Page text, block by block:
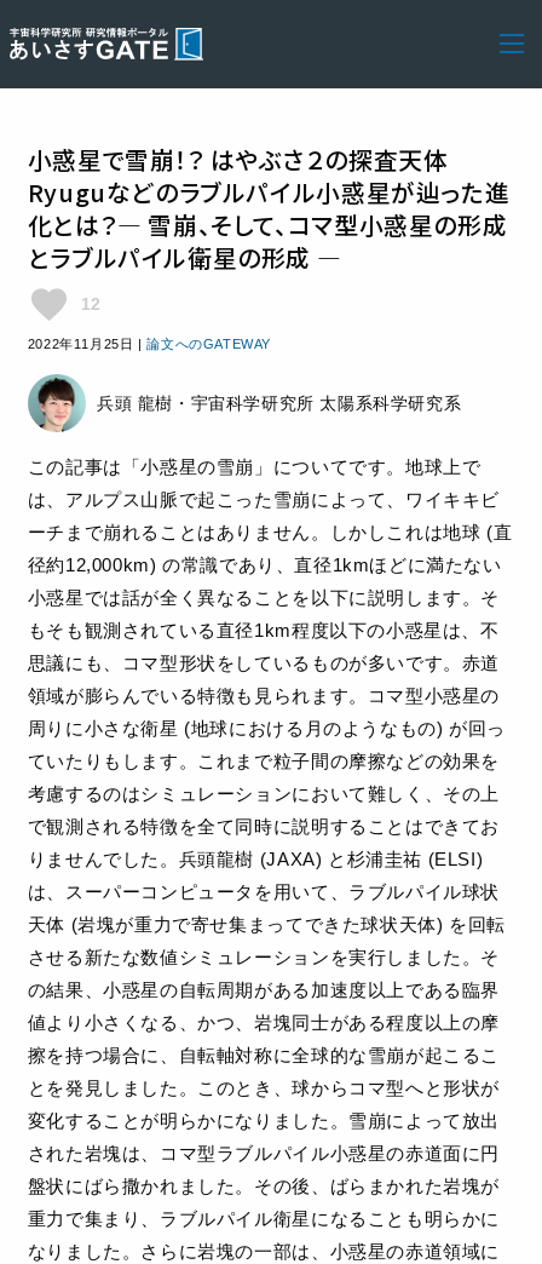
小惑星で雪崩！？ はやぶさ２の探査天体
Ryuguなどのラブルパイル小惑星が辿った進
化とは？― 雪崩、そして、コマ型小惑星の形成
とラブルパイル衛星の形成 ―
favorite 12
2022年11月25日 |論文へのGATEWAY
兵頭 龍樹・宇宙科学研究所 太陽系科学研究系
この記事は「小惑星の雪崩」についてです。地球上で
は、アルプス山脈で起こった雪崩によって、ワイキキビ
ーチまで崩れることはありません。しかしこれは地球 (直
径約12,000km) の常識であり、直径1kmほどに満たない
小惑星では話が全く異なることを以下に説明します。そ
もそも観測されている直径1km程度以下の小惑星は、不
思議にも、コマ型形状をしているものが多いです。赤道
領域が膨らんでいる特徴も見られます。コマ型小惑星の
周りに小さな衛星 (地球における月のようなもの) が回っ
ていたりもします。これまで粒子間の摩擦などの効果を
考慮するのはシミュレーションにおいて難しく、その上
で観測される特徴を全て同時に説明することはできてお
りませんでした。兵頭龍樹 (JAXA) と杉浦圭祐 (ELSI)
は、スーパーコンピュータを用いて、ラブルパイル球状
天体 (岩塊が重力で寄せ集まってできた球状天体) を回転
させる新たな数値シミュレーションを実行しました。そ
の結果、小惑星の自転周期がある加速度以上である臨界
値より小さくなる、かつ、岩塊同士がある程度以上の摩
擦を持つ場合に、自転軸対称に全球的な雪崩が起こるこ
とを発見しました。このとき、球からコマ型へと形状が
変化することが明らかになりました。雪崩によって放出
された岩塊は、コマ型ラブルパイル小惑星の赤道面に円
盤状にばら撒かれました。その後、ばらまかれた岩塊が
重力で集まり、ラブルパイル衛星になることも明らかに
なりました。さらに岩塊の一部は、小惑星の赤道領域に